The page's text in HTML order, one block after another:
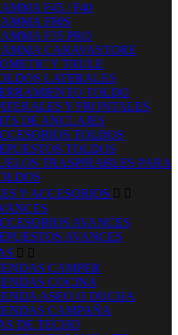
F45 / F40
F80S
F35 PRO
CARAVASTORE
Y TRULE
LATERALES
TOLDO
Y FRONTALES
DE ANCLAJES
TOLDOS
TOLDOS
TRASPIRABLES PARA
Y ACCESORIOS  
AVANCES
AVANCES
 
CAMPER
COCINA
ASEO O DUCHA
CAMPAÑA
DE TECHO